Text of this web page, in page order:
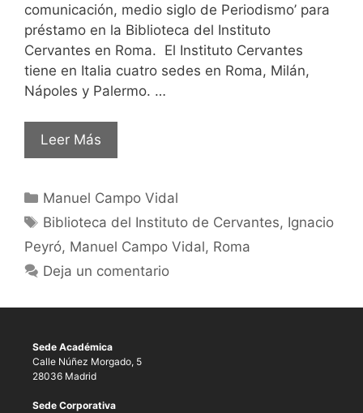
comunicación, medio siglo de Periodismo’ para
préstamo en la Biblioteca del Instituto
Cervantes en Roma. El Instituto Cervantes
tiene en Italia cuatro sedes en Roma, Milán,
Nápoles y Palermo. …
Leer Más
Manuel Campo Vidal
Biblioteca del Instituto de Cervantes, Ignacio
Peyró, Manuel Campo Vidal, Roma
Deja un comentario
Sede Académica
Calle Núñez Morgado, 5
28036 Madrid
Sede Corporativa